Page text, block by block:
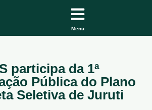
Menu
participa da 1ª
Pública do Plano
Seletiva de Juruti